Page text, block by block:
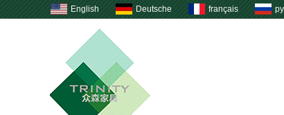
English Deutsche français